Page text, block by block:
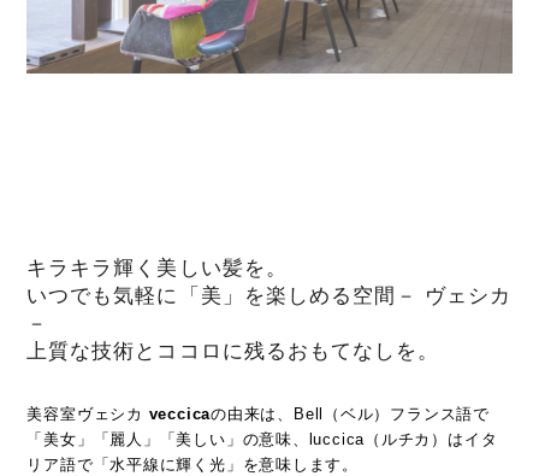
キラキラ輝く美しい髪を。
いつでも気軽に「美」を楽しめる空間－ ヴェシカ
－
上質な技術とココロに残るおもてなしを。
美容室ヴェシカ veccicaの由来は、Bell（ベル）フランス語で
「美女」「麗人」「美しい」の意味、luccica（ルチカ）はイタ
リア語で「水平線に輝く光」を意味します。